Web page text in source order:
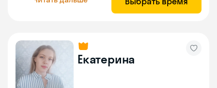
Екатерина